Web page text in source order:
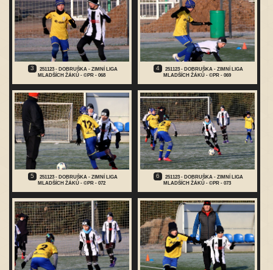
3
251123 - DOBRUŠKA - ZIMNÍ LIGA
MLADŠÍCH ŽÁKŮ - ©PR - 068
4
251123 - DOBRUŠKA - ZIMNÍ LIGA
MLADŠÍCH ŽÁKŮ - ©PR - 069
5
251123 - DOBRUŠKA - ZIMNÍ LIGA
MLADŠÍCH ŽÁKŮ - ©PR - 072
6
251123 - DOBRUŠKA - ZIMNÍ LIGA
MLADŠÍCH ŽÁKŮ - ©PR - 073